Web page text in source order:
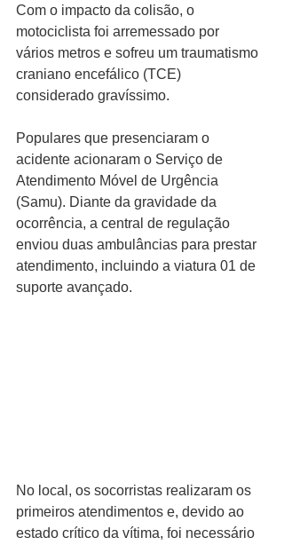
Com o impacto da colisão, o
motociclista foi arremessado por
vários metros e sofreu um traumatismo
craniano encefálico (TCE)
considerado gravíssimo.
Populares que presenciaram o
acidente acionaram o Serviço de
Atendimento Móvel de Urgência
(Samu). Diante da gravidade da
ocorrência, a central de regulação
enviou duas ambulâncias para prestar
atendimento, incluindo a viatura 01 de
suporte avançado.
No local, os socorristas realizaram os
primeiros atendimentos e, devido ao
estado crítico da vítima, foi necessário